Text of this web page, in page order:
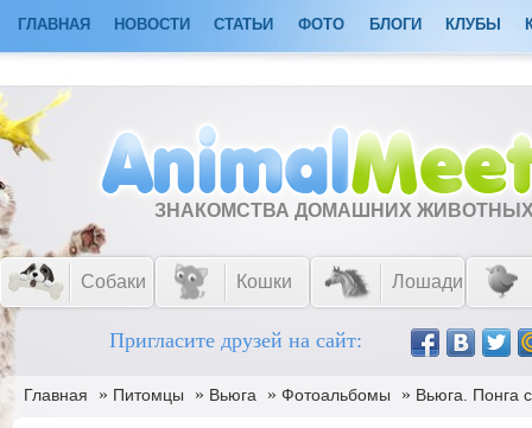
ГЛАВНАЯ НОВОСТИ СТАТЬИ ФОТО БЛОГИ КЛУБЫ
ЗНАКОМСТВА ДОМАШНИХ
Собаки Кошки Лошади
Пригласите друзей на сайт:
Главная » Питомцы » Вьюга » Фотоальбомы » Вьюга. Понга